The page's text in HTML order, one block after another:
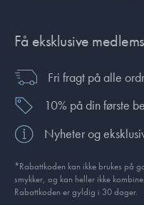
Få eksklusive
Fri fragt på alle
10% på din første
Nyheter og
*Rabattkoden kan ikke brukes på
smykker, og kan heller ikke
Rabattkoden er gyldig i 30 dager.